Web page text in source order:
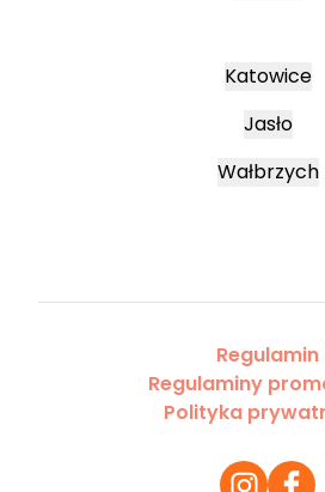
Katowice
Jasło
Wałbrzych
Regulamin
Regulaminy
Polityka